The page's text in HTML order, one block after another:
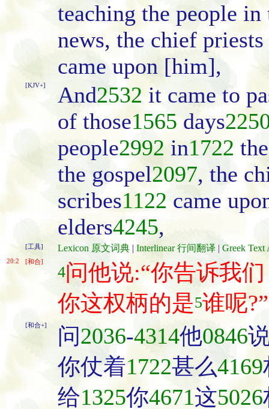
teaching the people
news, the chief
came upon [him],
[KJV+] And2532 it came to
of those1565 days
people2992 in1722
the gospel2097, the
scribes1122 came
elders4245,
[工具] Lexicon 原文词典 | Interlinear 行间翻译 | Greek
20:2 [和合]
4问他说:“你告诉我
你这权柄的是5谁呢?”
[和合+] 问2036-4314他0846
你仗着1722甚么4169
给1325你4671这5026